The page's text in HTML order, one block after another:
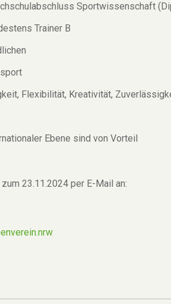
Sportwissenschaft
Trainer B
Flexibilität, Kreativität,
Ebene sind von Vorteil
23.11.2024 per E-Mail an: